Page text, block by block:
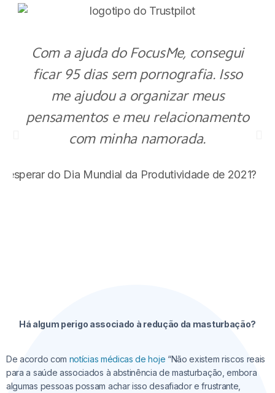
Com a ajuda do FocusMe, consegui
ficar 95 dias sem pornografia. Isso
me ajudou a organizar meus
pensamentos e meu relacionamento
com minha namorada.
Há algum perigo associado à redução da masturbação?
De acordo com notícias médicas de hoje “Não existem riscos reais
para a saúde associados à abstinência de masturbação, embora
algumas pessoas possam achar isso desafiador e frustrante,